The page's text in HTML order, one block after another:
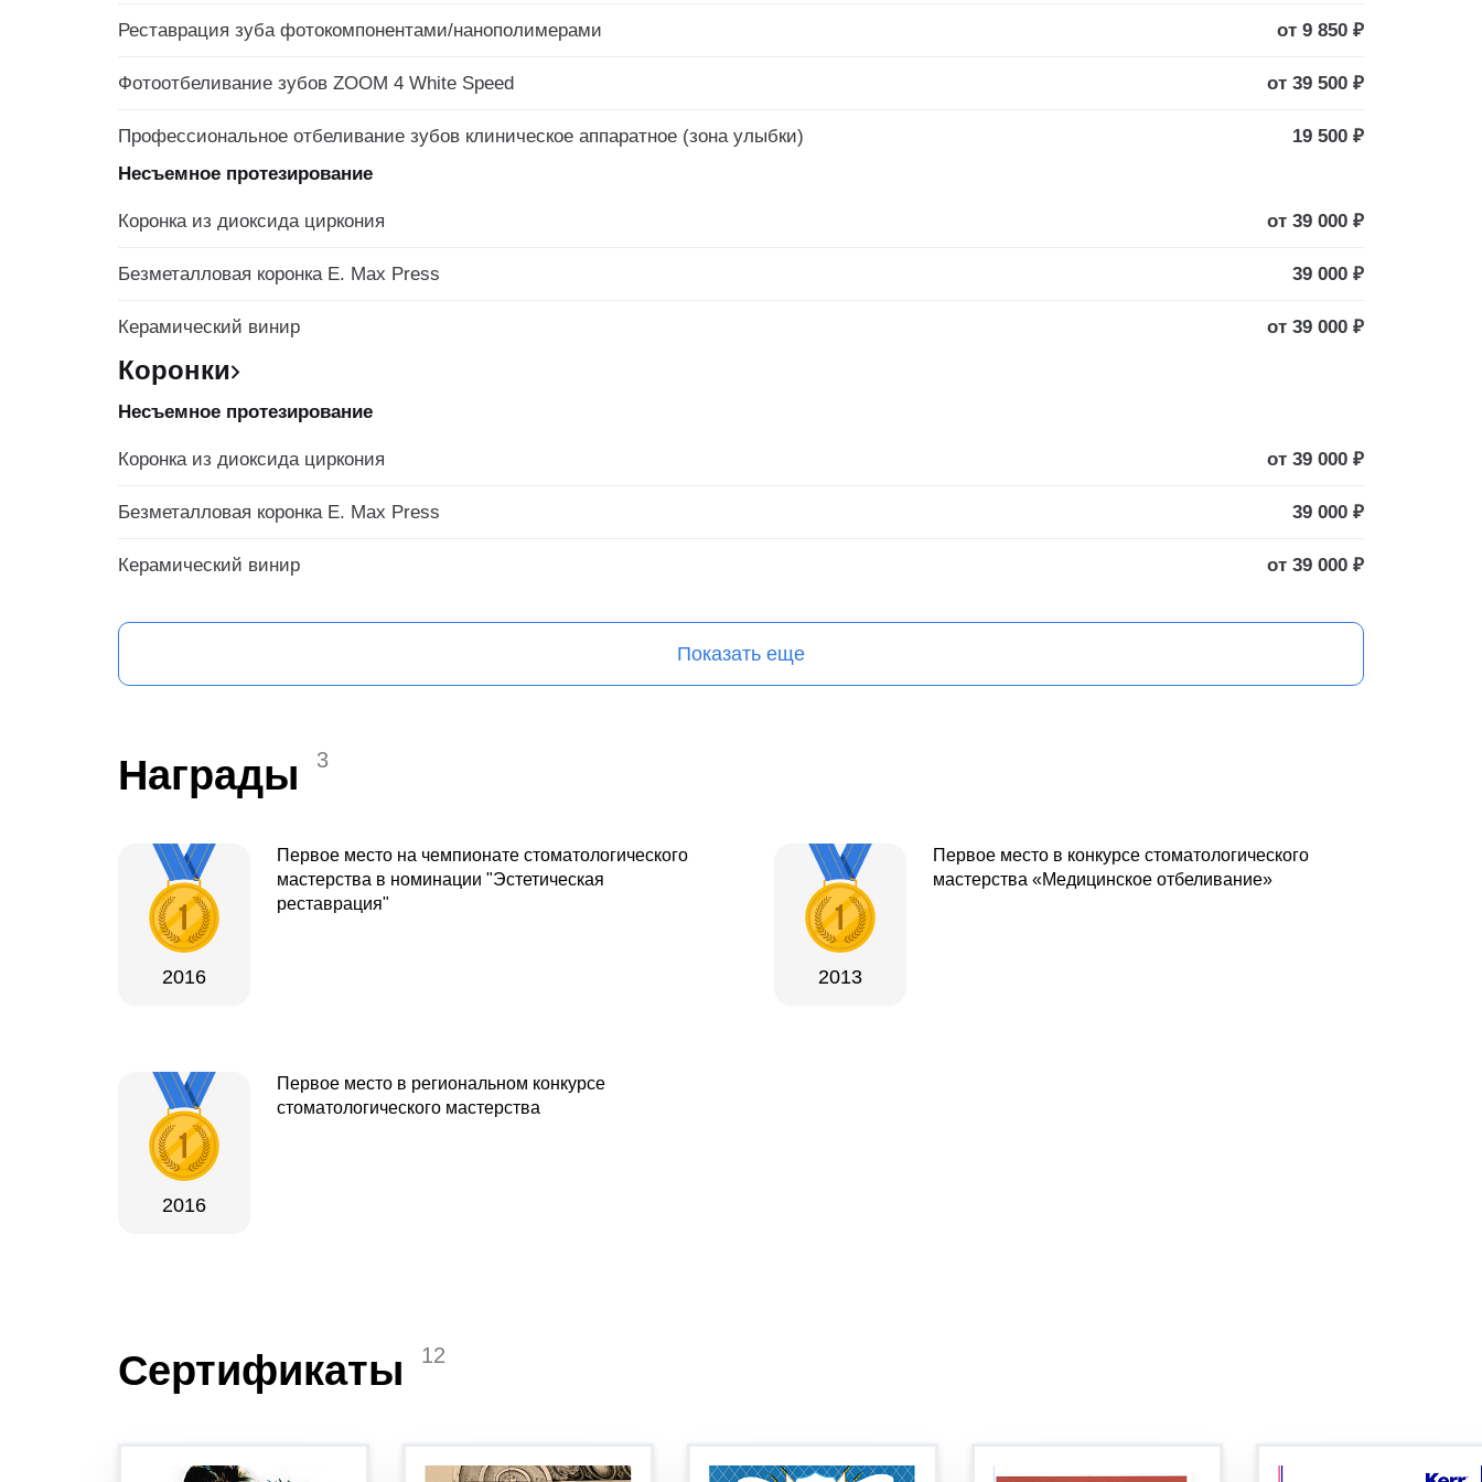
Реставрация зуба фотокомпонентами/нанополимерами от 9 850 ₽
Фотоотбеливание зубов ZOOM 4 White Speed от 39 500 ₽
Профессиональное отбеливание зубов клиническое аппаратное (зона улыбки)
19 500 ₽
Несъемное протезирование
Коронка из диоксида циркония от 39 000 ₽
Безметалловая коронка E. Max Press 39 000 ₽
Керамический винир от 39 000 ₽
Коронки
Несъемное протезирование
Коронка из диоксида циркония от 39 000 ₽
Безметалловая коронка E. Max Press 39 000 ₽
Керамический винир от 39 000 ₽
Показать еще
Награды 3
2016
Первое место на чемпионате стоматологического
мастерства в номинации "Эстетическая
реставрация"
2013
Первое место в конкурсе стоматологического
мастерства «Медицинское отбеливание»
2016
Первое место в региональном конкурсе
стоматологического мастерства
Сертификаты 12